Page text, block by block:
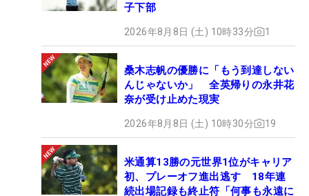
子下部
2026年8月8日 (土) 10時33分 1
桑木志帆の優勝に「もう到達しない
んじゃないか」 全英帰りの永井花
奈が受け止めた現実
2026年8月8日 (土) 10時30分 19
米通算13勝の元世界1位がキャリア
初、プレーオフ進出逃す 18年連
続出場記録も終止符「何事も永遠に